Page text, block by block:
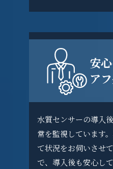
安
ア
水質センサーの導入
常を監視しています
て状況をお伺いさせ
で、導入後も安心し